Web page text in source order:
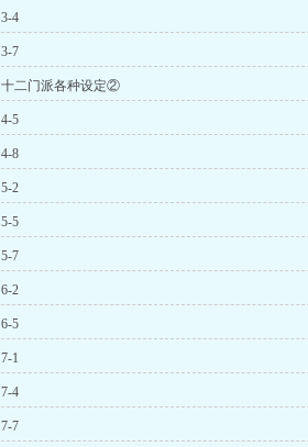
3-4
3-7
十二门派各种设定②
4-5
4-8
5-2
5-5
5-7
6-2
6-5
7-1
7-4
7-7